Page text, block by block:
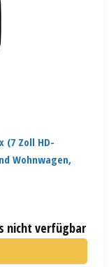
(7 Zoll HD-
Wohnwagen,
nicht verfügbar